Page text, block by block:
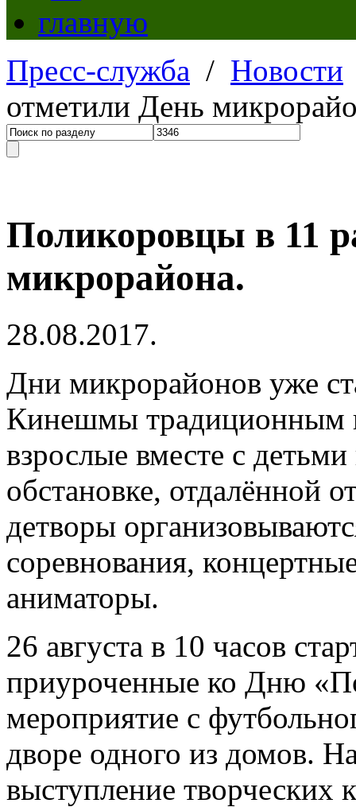
Пресс-служба / Новости
отметили День
Поликоровцы в 11
микрорайона.
28.08.2017.
Дни микрорайонов уже
Кинешмы традиционным
взрослые вместе с
обстановке, отдалённой
детворы
соревнования,
аниматоры.
26 августа в 10 часов
приуроченные ко Дню
мероприятие с
дворе одного из домов.
выступление творческих